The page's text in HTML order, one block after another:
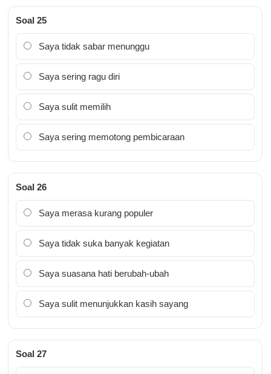
Soal 25
Saya tidak sabar menunggu
Saya sering ragu diri
Saya sulit memilih
Saya sering memotong pembicaraan
Soal 26
Saya merasa kurang populer
Saya tidak suka banyak kegiatan
Saya suasana hati berubah-ubah
Saya sulit menunjukkan kasih sayang
Soal 27